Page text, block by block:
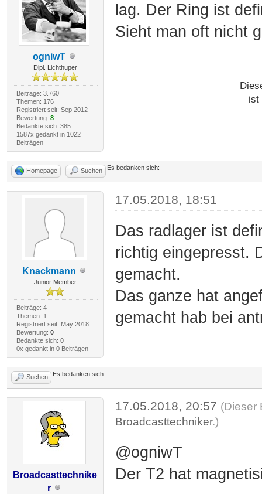
ogniwT
Dipl. Lichthuper
Beiträge: 3.760
Themen: 176
Registriert seit: Sep 2012
Bewertung: 8
Bedankte sich: 385
1587x gedankt in 1022
Beiträgen
lag. Der Ring ist
Sieht man oft nicht
ist
Homepage Suchen Es bedanken sich:
Knackmann
Junior Member
Beiträge: 4
Themen: 1
Registriert seit: May 2018
Bewertung: 0
Bedankte sich: 0
0x gedankt in 0 Beiträgen
17.05.2018, 18:51
Das radlager ist
richtig eingepresst.
gemacht.
Das ganze hat
gemacht hab bei
Suchen Es bedanken sich:
Broadcasttechnike
r
17.05.2018, 20:57 (Dieser
Broadcasttechniker.)
@ogniwT
Der T2 hat